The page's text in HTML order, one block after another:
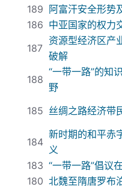
189 阿富汗安全形势
186 中亚国家的权力
187
资源型经济区产
破解
188
“一带一路”的知
野
185 丝绸之路经济带
184
新时期的和平赤
义
183 “一带一路”倡议
180 北魏至隋唐罗布